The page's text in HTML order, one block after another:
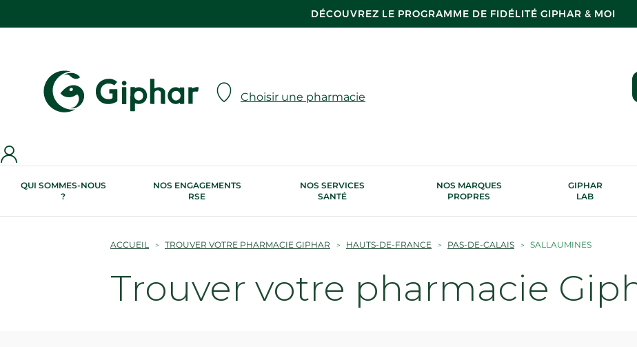
DÉCOUVREZ LE PROGRAMME DE FIDÉLITÉ GIPHAR & MOI
Choisir une pharmacie
QUI SOMMES-NOUS
?
NOS ENGAGEMENTS
RSE
NOS SERVICES
SANTÉ
NOS MARQUES
PROPRES
GIPHAR
LAB
ACCUEIL TROUVER VOTRE PHARMACIE GIPHAR HAUTS-DE-FRANCE PAS-DE-CALAIS SALLAUMINES
Trouver votre pharmacie